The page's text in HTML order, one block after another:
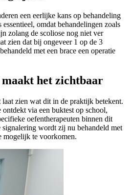
een eerlijke kans op behandeling
omdat behandelingen zoals
zolang de scoliose nog niet ver
zien dat bij ongeveer 1 op de 3
met een brace een operatie
het zichtbaar
laat zien wat dit in de praktijk betekent.
via een buktest op school,
oefentherapeuten binnen dit
wordt zij nu behandeld met
mogelijk te voorkomen.